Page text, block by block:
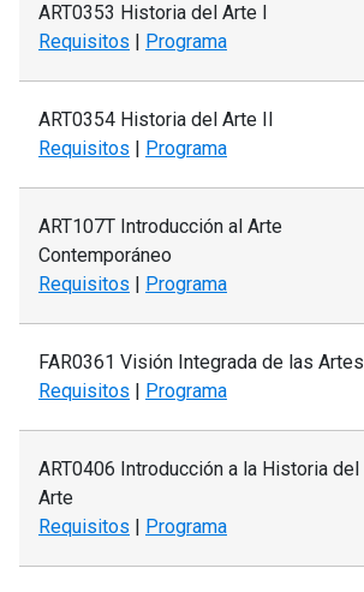
ART0353 Historia del Arte I
Requisitos | Programa
ART0354 Historia del Arte II
Requisitos | Programa
ART107T Introducción al Arte
Contemporáneo
Requisitos | Programa
FAR0361 Visión Integrada de las Artes
Requisitos | Programa
ART0406 Introducción a la Historia del
Arte
Requisitos | Programa